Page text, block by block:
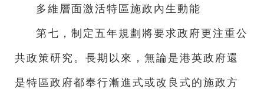
多維層面激活特區施政內生動能
第七，制定五年規劃將要求政府更注重公
共政策研究。長期以來，無論是港英政府還
是特區政府都奉行漸進式或改良式的施政方